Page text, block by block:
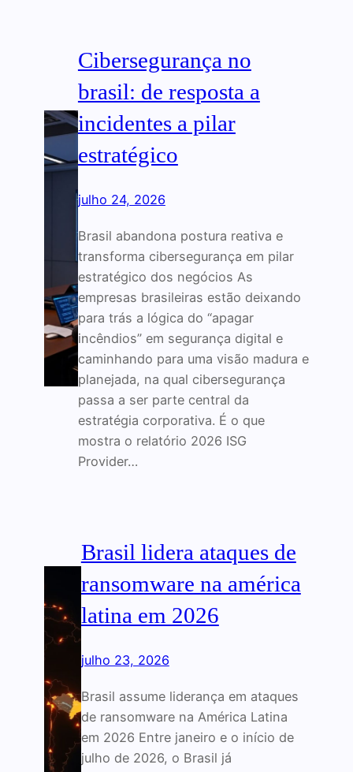
Cibersegurança no
brasil: de resposta a
incidentes a pilar
estratégico
julho 24, 2026
Brasil abandona postura reativa e
transforma cibersegurança em pilar
estratégico dos negócios As
empresas brasileiras estão deixando
para trás a lógica do “apagar
incêndios” em segurança digital e
caminhando para uma visão madura e
planejada, na qual cibersegurança
passa a ser parte central da
estratégia corporativa. É o que
mostra o relatório 2026 ISG
Provider…
Brasil lidera ataques de
ransomware na américa
latina em 2026
julho 23, 2026
Brasil assume liderança em ataques
de ransomware na América Latina
em 2026 Entre janeiro e o início de
julho de 2026, o Brasil já